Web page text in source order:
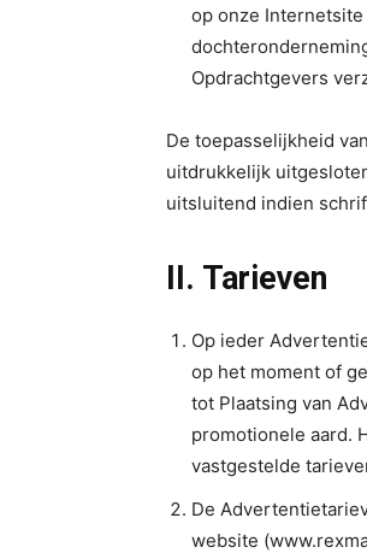
op onze
Opdrachtgevers
De toepasselijkheid
uitdrukkelijk
uitsluitend indien
II. Tarieven
Op ieder
op het moment of
tot Plaatsing van
promotionele aard.
vastgestelde
De
website